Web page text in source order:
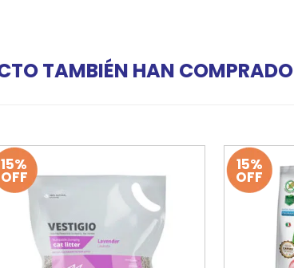
TAMBIÉN HAN COMPRADO
15%
OFF
15%
OFF